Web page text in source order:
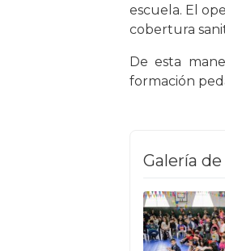
escuela. El
cobertura
De esta
formación
Galería